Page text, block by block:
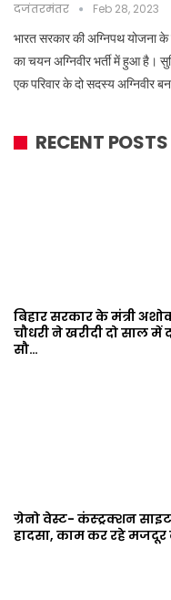
दजंतरमंतर Feb 28, 2023
भारत सरकार की अग्निपथ योजना
का चयन अग्निवीर भर्ती में हुआ है।
एक परिवार के दो सदस्य अग्निवीर बन…
RECENT POSTS
बिहार सरकार के मंत्री
चौधरी ने खरीदी दो साल में
सौ…
ग्रेनो वेस्ट- कंस्ट्रक्शन
हादसा, काम कर रहे